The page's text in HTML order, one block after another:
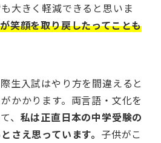
大きく軽減できると思いま
笑顔を取り戻したってことも
生入試はやり方を間違えると
かかります。両言語・文化を
、 私は正直日本の中学受験の
さえ思っています。 子供がこ